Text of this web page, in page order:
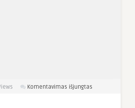
Komentavimas išjungtas